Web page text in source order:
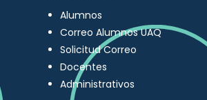
Alumnos
Correo Alumnos UAQ
Solicitud Correo
Docentes
Administrativos